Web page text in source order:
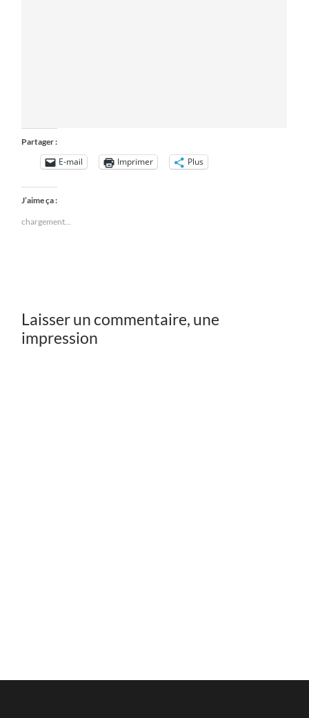
Partager :
E-mail Imprimer Plus
J’aime ça :
chargement…
Laisser un commentaire, une
impression